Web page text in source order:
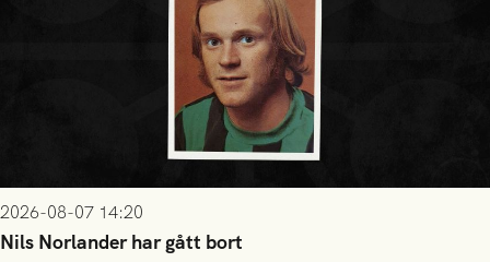
2026-08-07 14:20
Nils Norlander har gått bort